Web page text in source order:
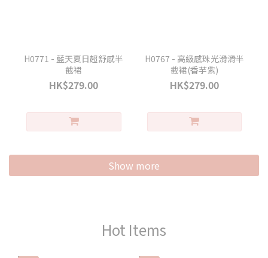
H0771 - 藍天夏日超舒感半
截裙
HK$279.00
H0767 - 高級感珠光滑滑半
截裙(香芋紫)
HK$279.00
Show more
Hot Items